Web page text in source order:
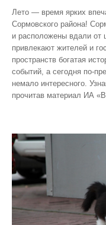
Лето — время ярких
Сормовского района!
и расположены вдали от
привлекают жителей и
пространств богатая
событий, а сегодня
немало интересного.
прочитав материал ИА